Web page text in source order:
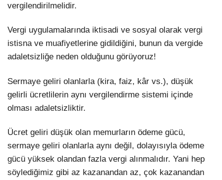
vergilendirilmelidir.
Vergi uygulamalarında iktisadi ve sosyal olarak vergi
istisna ve muafiyetlerine gidildiğini, bunun da vergide
adaletsizliğe neden olduğunu görüyoruz!
Sermaye geliri olanlarla (kira, faiz, kâr vs.), düşük
gelirli ücretlilerin aynı vergilendirme sistemi içinde
olması adaletsizliktir.
Ücret geliri düşük olan memurların ödeme gücü,
sermaye geliri olanlarla aynı değil, dolayısıyla ödeme
gücü yüksek olandan fazla vergi alınmalıdır. Yani hep
söylediğimiz gibi az kazanandan az, çok kazanandan